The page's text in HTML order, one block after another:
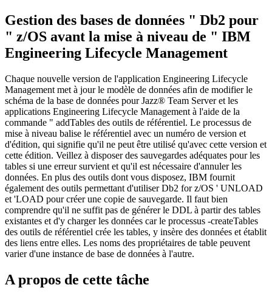
Gestion des bases de données " Db2 pour
" z/OS avant la mise à niveau de " IBM
Engineering Lifecycle Management
Chaque nouvelle version de l'application Engineering Lifecycle
Management met à jour le modèle de données afin de modifier le
schéma de la base de données pourJazz® Team Serveret les
applications Engineering Lifecycle Management à l'aide de la
commande " addTables des outils de référentiel. Le processus de
mise à niveau balise le référentiel avec un numéro de version et
d'édition, qui signifie qu'il ne peut être utilisé qu'avec cette version et
cette édition. Veillez à disposer des sauvegardes adéquates pour les
tables si une erreur survient et qu'il est nécessaire d'annuler les
données. En plus des outils dont vous disposez, IBM fournit
également des outils permettant d'utiliserDb2 forz/OS ' UNLOAD
et 'LOAD pour créer une copie de sauvegarde. Il faut bien
comprendre qu'il ne suffit pas de générer le DDL à partir des tables
existantes et d'y charger les données car le processus -createTables
des outils de référentiel crée les tables, y insère des données et établit
des liens entre elles. Les noms des propriétaires de table peuvent
varier d'une instance de base de données à l'autre.
A propos de cette tâche